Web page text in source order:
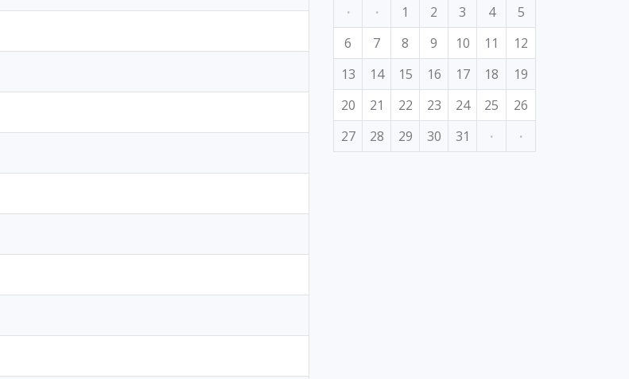
·
· 1 2 3 4
5
6
7 8 9 10 11
12
13
14 15 16 17 18
19
20
21 22 23 24 25
26
27
28 29 30 31 · ·